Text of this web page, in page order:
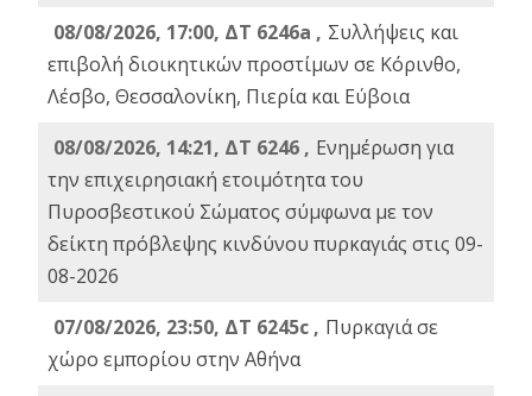
08/08/2026, 17:00, ΔΤ 6246a , Συλλήψεις και
επιβολή διοικητικών προστίμων σε Κόρινθο,
Λέσβο, Θεσσαλονίκη, Πιερία και Εύβοια
08/08/2026, 14:21, ΔΤ 6246 , Ενημέρωση για
την επιχειρησιακή ετοιμότητα του
Πυροσβεστικού Σώματος σύμφωνα με τον
δείκτη πρόβλεψης κινδύνου πυρκαγιάς στις 09-
08-2026
07/08/2026, 23:50, ΔΤ 6245c , Πυρκαγιά σε
χώρο εμπορίου στην Αθήνα